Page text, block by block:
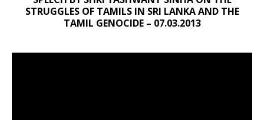
STRUGGLES OF TAMILS IN SRI LANKA AND THE
TAMIL GENOCIDE – 07.03.2013